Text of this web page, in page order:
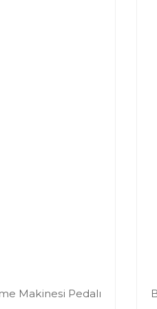
Makinesi Pedalı